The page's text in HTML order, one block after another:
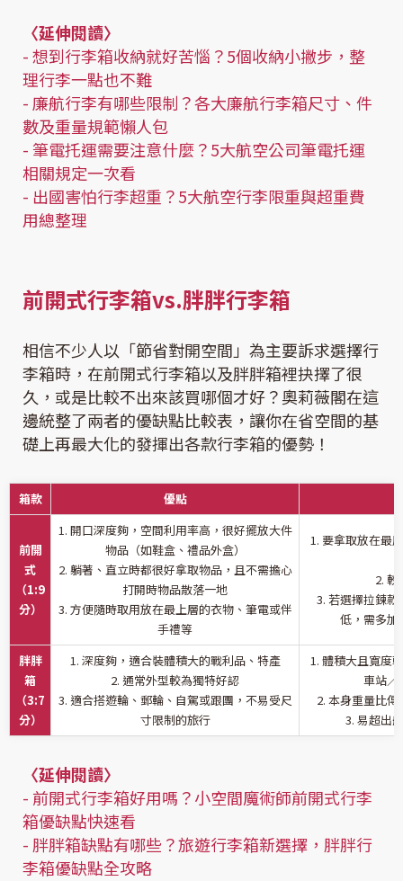
〈延伸閱讀〉
-想到行李箱收納就好苦惱？5個收納小撇步，整
理行李一點也不難
-廉航行李有哪些限制？各大廉航行李箱尺寸、件
數及重量規範懶人包
- 筆電托運需要注意什麼？5大航空公司筆電托運
相關規定一次看
- 出國害怕行李超重？5大航空行李限重與超重費
用總整理
前開式行李箱vs.胖胖行李箱
相信不少人以「節省對開空間」為主要訴求選擇行
李箱時，在前開式行李箱以及胖胖箱裡抉擇了很
久，或是比較不出來該買哪個才好？奧莉薇閣在這
邊統整了兩者的優缺點比較表，讓你在省空間的基
礎上再最大化的發揮出各款行李箱的優勢！
箱款 優點
前開
式
（1:9
分）
1. 開口深度夠，空間利用率高，很好擺放大件
物品（如鞋盒、禮品外盒）
2. 躺著、直立時都很好拿取物品，且不需擔心
打開時物品散落一地
3. 方便隨時取用放在最上層的衣物、筆電或伴
手禮等
1. 要拿取放在最
2.
3. 若選擇拉鍊
低，需多加
胖胖
箱
（3:7
分）
1. 深度夠，適合裝體積大的戰利品、特產
2. 通常外型較為獨特好認
3. 適合搭遊輪、郵輪、自駕或跟團，不易受尺
寸限制的旅行
1. 體積大且寬度
車站／
2. 本身重量比
3. 易超出
〈延伸閱讀〉
- 前開式行李箱好用嗎？小空間魔術師前開式行李
箱優缺點快速看
- 胖胖箱缺點有哪些？旅遊行李箱新選擇，胖胖行
李箱優缺點全攻略